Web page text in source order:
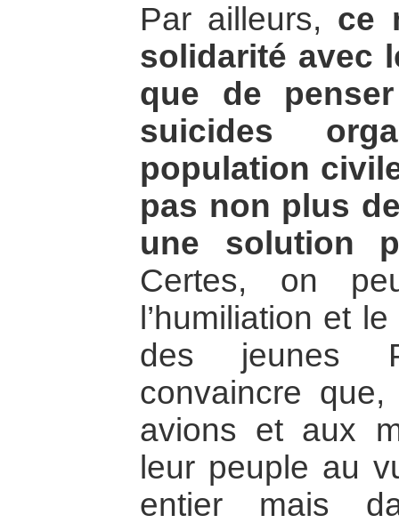
Par ailleurs, ce
solidarité avec
que de
suicides
population
pas non plus
une solution
Certes, on
l’humiliation et
des jeunes
convaincre
avions et aux
leur peuple au
entier mais